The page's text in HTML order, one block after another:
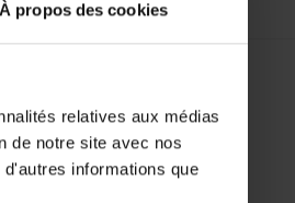
À propos des cookies
relatives aux médias
de notre site avec nos
informations que